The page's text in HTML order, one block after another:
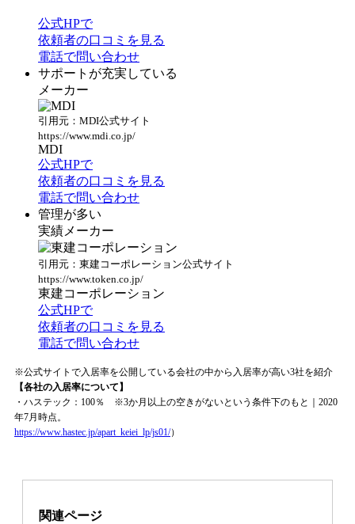
公式HPで
依頼者の口コミを見る
電話で問い合わせ
サポートが充実している
メーカー
引用元：MDI公式サイト
https://www.mdi.co.jp/
MDI
公式HPで
依頼者の口コミを見る
電話で問い合わせ
管理が多い
実績メーカー
引用元：東建コーポレーション公式サイト
https://www.token.co.jp/
東建コーポレーション
公式HPで
依頼者の口コミを見る
電話で問い合わせ
※公式サイトで入居率を公開している会社の中から入居率が高い3社を紹介
【各社の入居率について】
・ハステック：100％ ※3か月以上の空きがないという条件下のもと｜2020
年7月時点。
https://www.hastec.jp/apart_keiei_lp/js01/）
関連ページ